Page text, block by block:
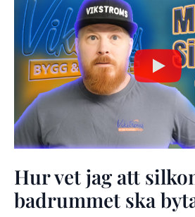
Hur vet jag att
badrummet ska